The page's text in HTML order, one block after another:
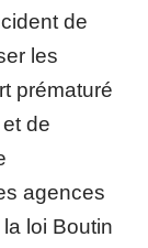
de
les
prématuré
de
agences
loi Boutin